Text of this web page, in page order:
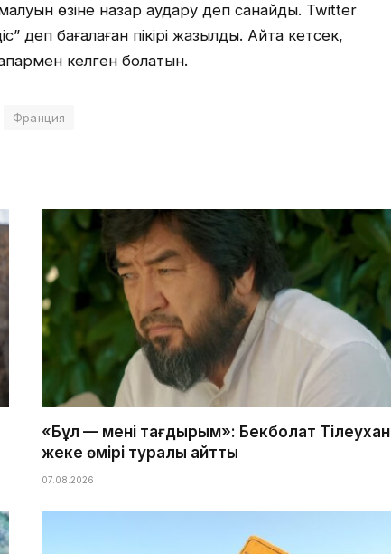
өзіне назар аудару деп санайды. Twitter
деп бағалаған пікірі жазылды. Айта кетсек,
келген болатын.
Франция
«Бұл — менің тағдырым»: Бекболат Тілеухан
жеке өмірі туралы айтты
07.08.2026